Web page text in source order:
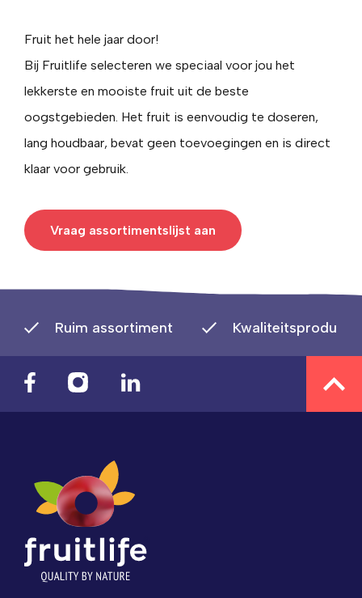
Fruit het hele jaar door!
Bij Fruitlife selecteren we speciaal voor jou het
lekkerste en mooiste fruit uit de beste
oogstgebieden. Het fruit is eenvoudig te doseren,
lang houdbaar, bevat geen toevoegingen en is direct
klaar voor gebruik.
Vraag assortimentslijst aan
Ruim assortiment